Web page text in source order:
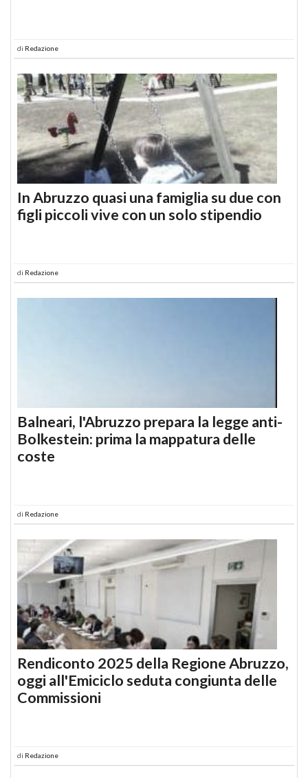
di Redazione
In Abruzzo quasi una famiglia su due con
figli piccoli vive con un solo stipendio
di Redazione
Balneari, l'Abruzzo prepara la legge anti-
Bolkestein: prima la mappatura delle
coste
di Redazione
Rendiconto 2025 della Regione Abruzzo,
oggi all'Emiciclo seduta congiunta delle
Commissioni
di Redazione